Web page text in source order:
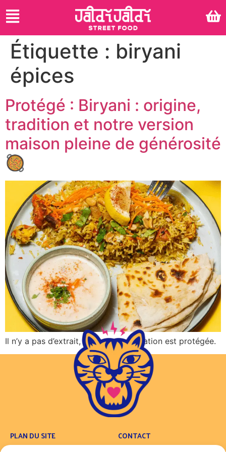
Étiquette : biryani
épices
Protégé : Biryani : origine,
tradition et notre version
maison pleine de générosité
🥘
Il n’y a pas d’extrait, car cette publication est protégée.
PLAN DU SITE
Concept
CONTACT
Contact